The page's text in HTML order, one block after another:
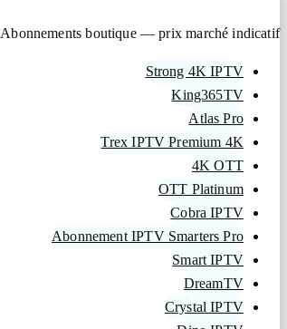
Abonnements boutique — prix marché indicatif.
Strong 4K IPTV
King365TV
Atlas Pro
Trex IPTV Premium 4K
4K OTT
OTT Platinum
Cobra IPTV
Abonnement IPTV Smarters Pro
Smart IPTV
DreamTV
Crystal IPTV